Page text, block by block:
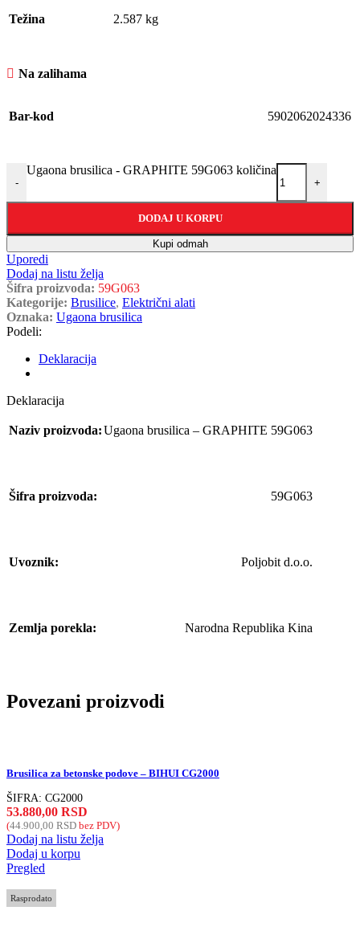
Težina 2.587 kg
Na zalihama
Bar-kod 5902062024336
-
Ugaona brusilica - GRAPHITE 59G063 količina
+
DODAJ U KORPU
Kupi odmah
Uporedi
Dodaj na listu želja
Šifra proizvoda: 59G063
Kategorije: Brusilice, Električni alati
Oznaka: Ugaona brusilica
Podeli:
Deklaracija
Deklaracija
Naziv proizvoda:Ugaona brusilica – GRAPHITE 59G063
Šifra proizvoda: 59G063
Uvoznik: Poljobit d.o.o.
Zemlja porekla: Narodna Republika Kina
Povezani proizvodi
Brusilica za betonske podove – BIHUI CG2000
ŠIFRA: CG2000
53.880,00 RSD
(44.900,00 RSD bez PDV)
Dodaj na listu želja
Dodaj u korpu
Pregled
Rasprodato